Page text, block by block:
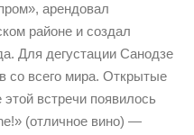
арендовал
районе и создал
Для дегустации Санодзе
со всего мира. Открытые
встречи появилось
(отличное вино) —